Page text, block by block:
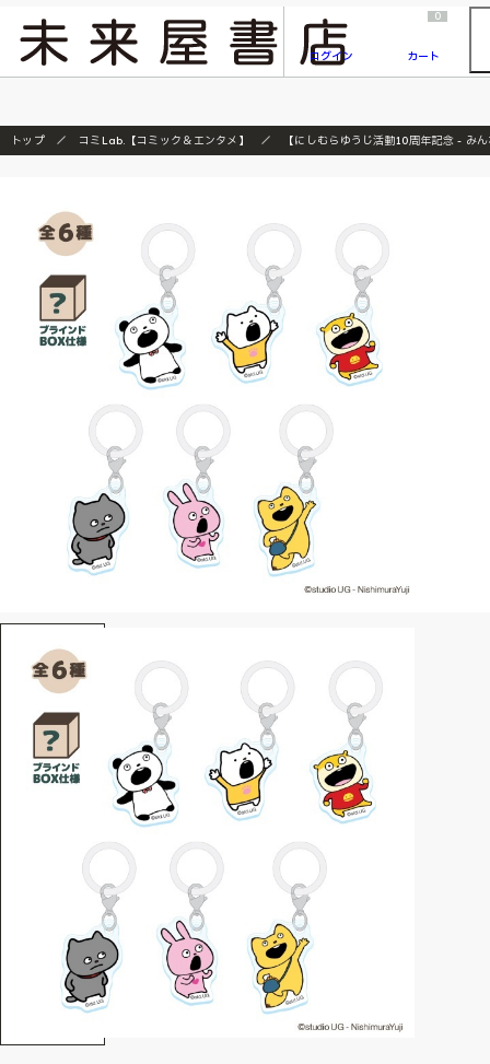
『ONE PIECE magazine 021 ONE PIECEカード付き同梱版』発売延期のご案内
ログイン
0
カート
トップ コミLab.【コミック＆エンタメ】 【にしむらゆうじ活動10周年記念 -